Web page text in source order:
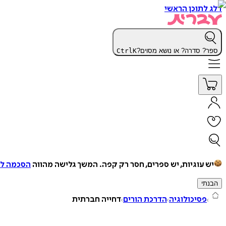
דלג לתוכן הראשי
ספר? סדרה? או נושא מסוים? CtrlK
יש עוגיות, יש ספרים, חסר רק קפה. המשך גלישה מהווה הסכמה
הבנתי
פסיכולוגיה הדרכת הורים דחייה חברתית